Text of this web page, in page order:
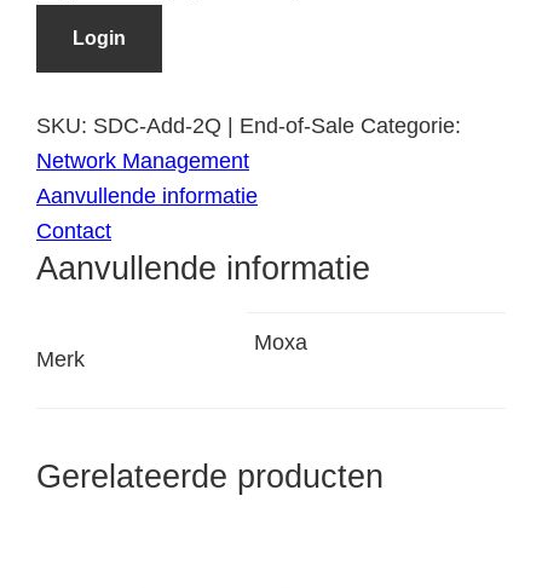
Login
SKU: SDC-Add-2Q | End-of-Sale Categorie:
Network Management
Aanvullende informatie
Contact
Aanvullende informatie
Merk
Moxa
Gerelateerde producten